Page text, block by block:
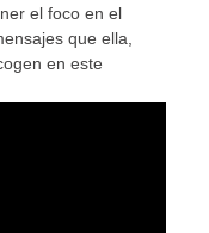
el foco en el
que ella,
en este